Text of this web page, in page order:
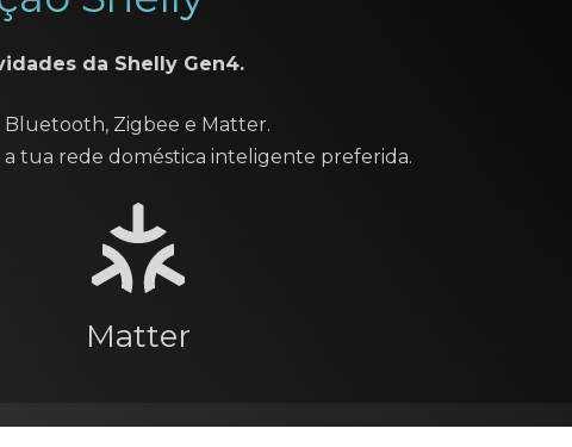
da Shelly Gen4.
Zigbee e Matter.
tua rede doméstica inteligente preferida.
Matter